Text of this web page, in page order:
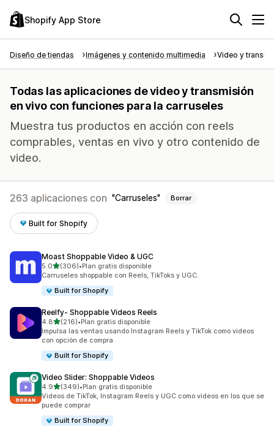
Shopify App Store
Diseño de tiendas Imágenes y contenido multimedia Video y
Todas las aplicaciones de video y transmisión
en vivo con funciones para la carruseles
Muestra tus productos en acción con reels
comprables, ventas en vivo y otro contenido de
video.
263 aplicaciones con Carruseles Borrar
Built for Shopify
Moast Shoppable Video & UGC
5.0de 5 estrellas
(306)
306 reseñas en total
•Plan gratis disponible
Carruseles shoppable con Reels, TikToks y UGC.
Built for Shopify
Reelfy‑ Shoppable Videos Reels
4.8de 5 estrellas
(216)
216 reseñas en total
•Plan gratis disponible
Impulsa las ventas usando Instagram Reels y TikTok como videos
con opción de compra
Built for Shopify
Video Slider: Shoppable Videos
4.9de 5 estrellas
(349)
349 reseñas en total
•Plan gratis disponible
Videos de TikTok, Instagram Reels y UGC como videos en los que se
puede comprar
Built for Shopify